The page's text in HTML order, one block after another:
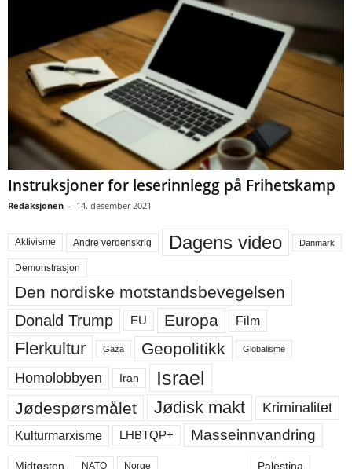
Instruksjoner for leserinnlegg på Frihetskamp
Redaksjonen - 14. desember 2021
Aktivisme Andre verdenskrig Dagens video Danmark
Demonstrasjon
Den nordiske motstandsbevegelsen
Donald Trump EU Europa Film
Flerkultur Gaza Geopolitikk Globalisme
Homolobbyen Iran Israel
Jødespørsmålet Jødisk makt Kriminalitet
Kulturmarxisme LHBTQP+ Masseinnvandring
Midtøsten NATO Norge Palestina